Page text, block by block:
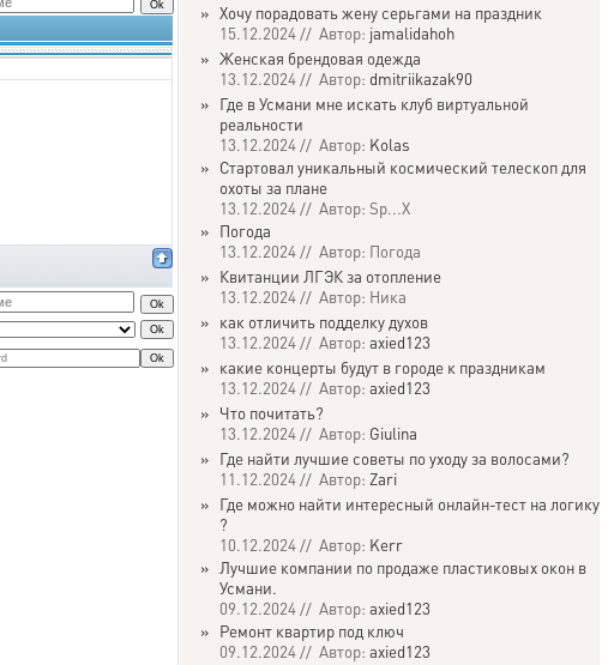
» Хочу порадовать жену серьгами на праздник
15.12.2024 // Автор: jamalidahoh
» Женская брендовая одежда
13.12.2024 // Автор: dmitriikazak90
» Где в Усмани мне искать клуб виртуальной
реальности
13.12.2024 // Автор: Kolas
» Стартовал уникальный космический телескоп для
охоты за плане
13.12.2024 // Автор: Sp...X
» Погода
13.12.2024 // Автор: Погода
» Квитанции ЛГЭК за отопление
13.12.2024 // Автор: Ника
» как отличить подделку духов
13.12.2024 // Автор: axied123
» какие концерты будут в городе к праздникам
13.12.2024 // Автор: axied123
» Что почитать?
13.12.2024 // Автор: Giulina
» Где найти лучшие советы по уходу за волосами?
11.12.2024 // Автор: Zari
» Где можно найти интересный онлайн-тест на логику
?
10.12.2024 // Автор: Kerr
» Лучшие компании по продаже пластиковых окон в
Усмани.
09.12.2024 // Автор: axied123
» Ремонт квартир под ключ
09.12.2024 // Автор: axied123